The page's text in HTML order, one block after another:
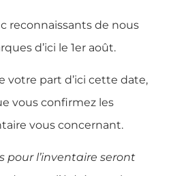
reconnaissants de nous
d’ici le 1er août.
votre part d’ici cette date,
vous confirmez les
vous concernant.
pour l’inventaire seront